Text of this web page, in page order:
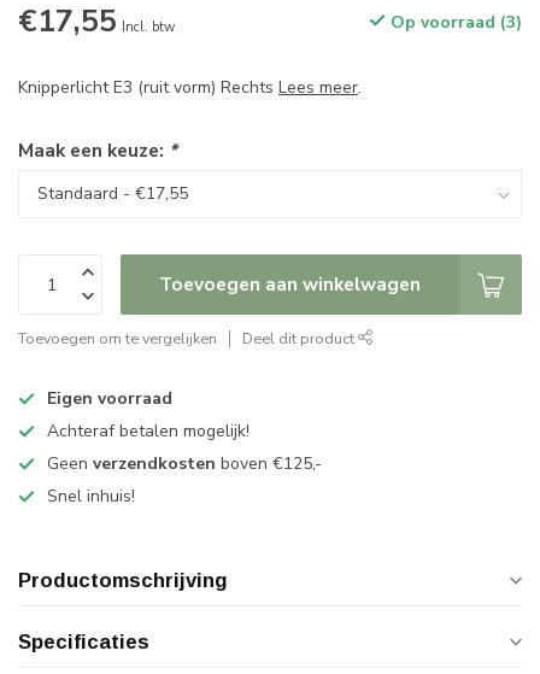
€17,55 Incl. btw Op voorraad (3)
Knipperlicht E3 (ruit vorm) Rechts Lees meer.
Maak een keuze: *
Toevoegen aan winkelwagen
Toevoegen om te vergelijken Deel dit product
Eigen voorraad
Achteraf betalen mogelijk!
Geen verzendkosten boven €125,-
Snel inhuis!
Productomschrijving
Specificaties